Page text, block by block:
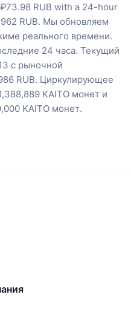
RUB with a 24-hour
RUB. Мы обновляем
реального времени.
24 часа. Текущий
с рыночной
RUB. Циркулирующее
KAITO монет и
KAITO монет.